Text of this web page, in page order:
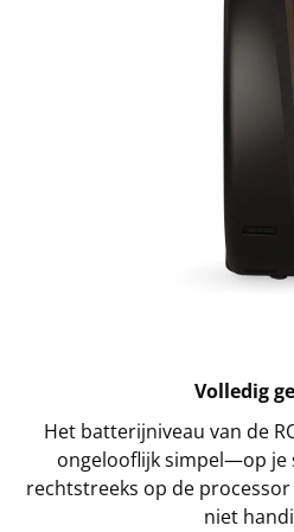
Volledig
Het batterijniveau van de
ongelooflijk simpel—op
rechtstreeks op de
niet